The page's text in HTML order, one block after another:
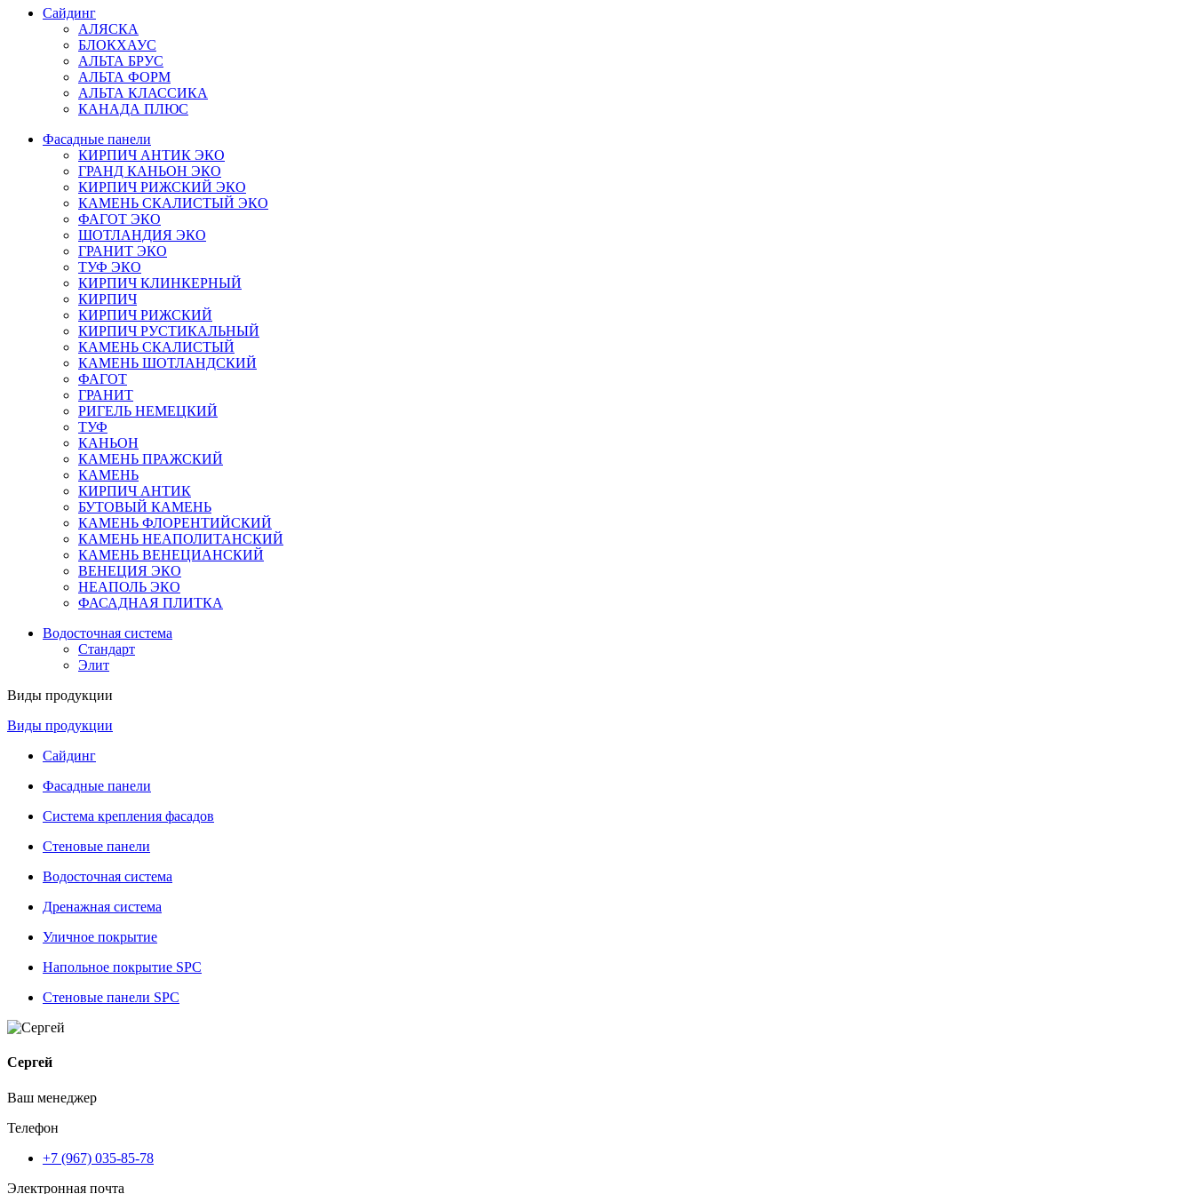
Сайдинг
АЛЯСКА
БЛОКХАУС
АЛЬТА БРУС
АЛЬТА ФОРМ
АЛЬТА КЛАССИКА
КАНАДА ПЛЮС
Фасадные панели
КИРПИЧ АНТИК ЭКО
ГРАНД КАНЬОН ЭКО
КИРПИЧ РИЖСКИЙ ЭКО
КАМЕНЬ СКАЛИСТЫЙ ЭКО
ФАГОТ ЭКО
ШОТЛАНДИЯ ЭКО
ГРАНИТ ЭКО
ТУФ ЭКО
КИРПИЧ КЛИНКЕРНЫЙ
КИРПИЧ
КИРПИЧ РИЖСКИЙ
КИРПИЧ РУСТИКАЛЬНЫЙ
КАМЕНЬ СКАЛИСТЫЙ
КАМЕНЬ ШОТЛАНДСКИЙ
ФАГОТ
ГРАНИТ
РИГЕЛЬ НЕМЕЦКИЙ
ТУФ
КАНЬОН
КАМЕНЬ ПРАЖСКИЙ
КАМЕНЬ
КИРПИЧ АНТИК
БУТОВЫЙ КАМЕНЬ
КАМЕНЬ ФЛОРЕНТИЙСКИЙ
КАМЕНЬ НЕАПОЛИТАНСКИЙ
КАМЕНЬ ВЕНЕЦИАНСКИЙ
ВЕНЕЦИЯ ЭКО
НЕАПОЛЬ ЭКО
ФАСАДНАЯ ПЛИТКА
Водосточная система
Стандарт
Элит
Виды продукции
Виды продукции
Сайдинг
Фасадные панели
Система крепления фасадов
Стеновые панели
Водосточная система
Дренажная система
Уличное покрытие
Напольное покрытие SPC
Стеновые панели SPC
Сергей
Ваш менеджер
Телефон
+7 (967) 035-85-78
Электронная почта